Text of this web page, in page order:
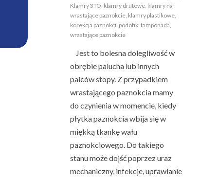
Klamry 3TO, klamry drutowe, klamry na
wrastające paznokcie, klamry plastikowe,
korekcja paznokci, podofix, tamponada,
wrastające paznokcie
Jest to bolesna dolegliwość w
obrębie palucha lub innych
palców stopy. Z przypadkiem
wrastającego paznokcia mamy
do czynienia w momencie, kiedy
płytka paznokcia wbija się w
miękką tkankę wału
paznokciowego. Do takiego
stanu może dojść poprzez uraz
mechaniczny, infekcje, uprawianie